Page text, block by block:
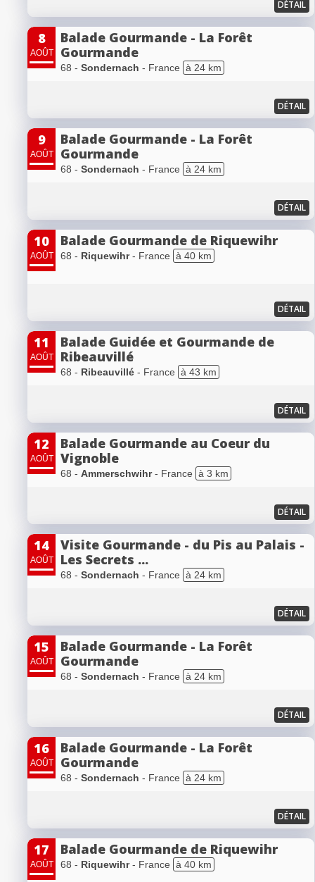
DÉTAIL
8
AOÛT
Balade Gourmande - La Forêt
Gourmande
68 - Sondernach - France à 24 km
DÉTAIL
9
AOÛT
Balade Gourmande - La Forêt
Gourmande
68 - Sondernach - France à 24 km
DÉTAIL
10
AOÛT
Balade Gourmande de Riquewihr
68 - Riquewihr- France à 40 km
DÉTAIL
11
AOÛT
Balade Guidée et Gourmande de
Ribeauvillé
68 - Ribeauvillé - France à 43 km
DÉTAIL
12
AOÛT
Balade Gourmande au Coeur du
Vignoble
68 - Ammerschwihr- France à 3 km
DÉTAIL
14
AOÛT
Visite Gourmande - du Pis au Palais -
Les Secrets ...
68 - Sondernach - France à 24 km
DÉTAIL
15
AOÛT
Balade Gourmande - La Forêt
Gourmande
68 - Sondernach - France à 24 km
DÉTAIL
16
AOÛT
Balade Gourmande - La Forêt
Gourmande
68 - Sondernach - France à 24 km
DÉTAIL
17
AOÛT
Balade Gourmande de Riquewihr
68 - Riquewihr- France à 40 km